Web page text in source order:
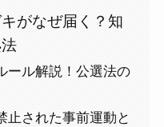
がなぜ届く？知
ール解説！公選法の
止された事前運動と